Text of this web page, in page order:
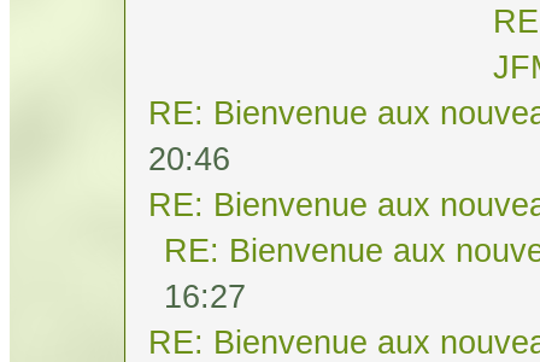
RE: Bienvenue aux
20:46
RE: Bienvenue aux
RE: Bienvenue aux
16:27
RE: Bienvenue aux